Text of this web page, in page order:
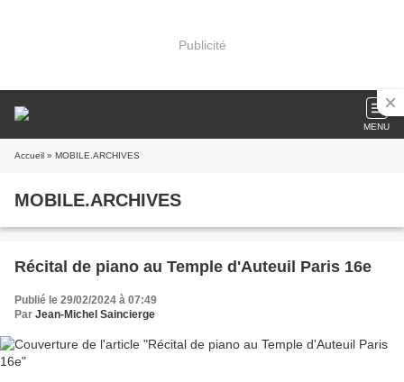
Publicité
MENU
Accueil » MOBILE.ARCHIVES
MOBILE.ARCHIVES
Récital de piano au Temple d'Auteuil Paris 16e
Publié le 29/02/2024 à 07:49
Par Jean-Michel Saincierge